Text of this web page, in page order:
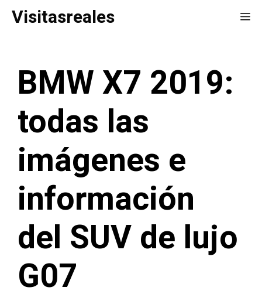
Saltar
Visitasreales
BMW X7 2019:
todas las
imágenes e
información
del SUV de lujo
G07